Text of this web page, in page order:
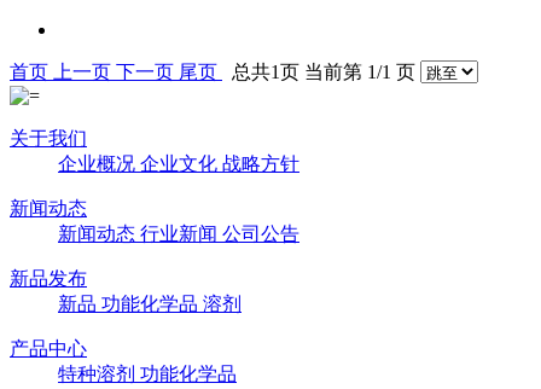
首页 上一页 下一页 尾页 总共1页 当前第 1/1 页
关于我们
企业概况 企业文化 战略方针
新闻动态
新闻动态 行业新闻 公司公告
新品发布
新品 功能化学品 溶剂
产品中心
特种溶剂 功能化学品